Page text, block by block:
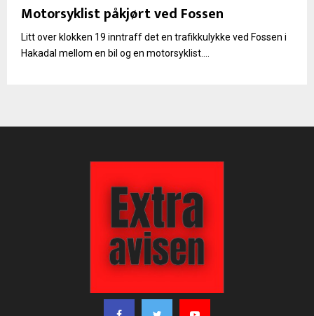
Motorsyklist påkjørt ved Fossen
Litt over klokken 19 inntraff det en trafikkulykke ved Fossen i
Hakadal mellom en bil og en motorsyklist....